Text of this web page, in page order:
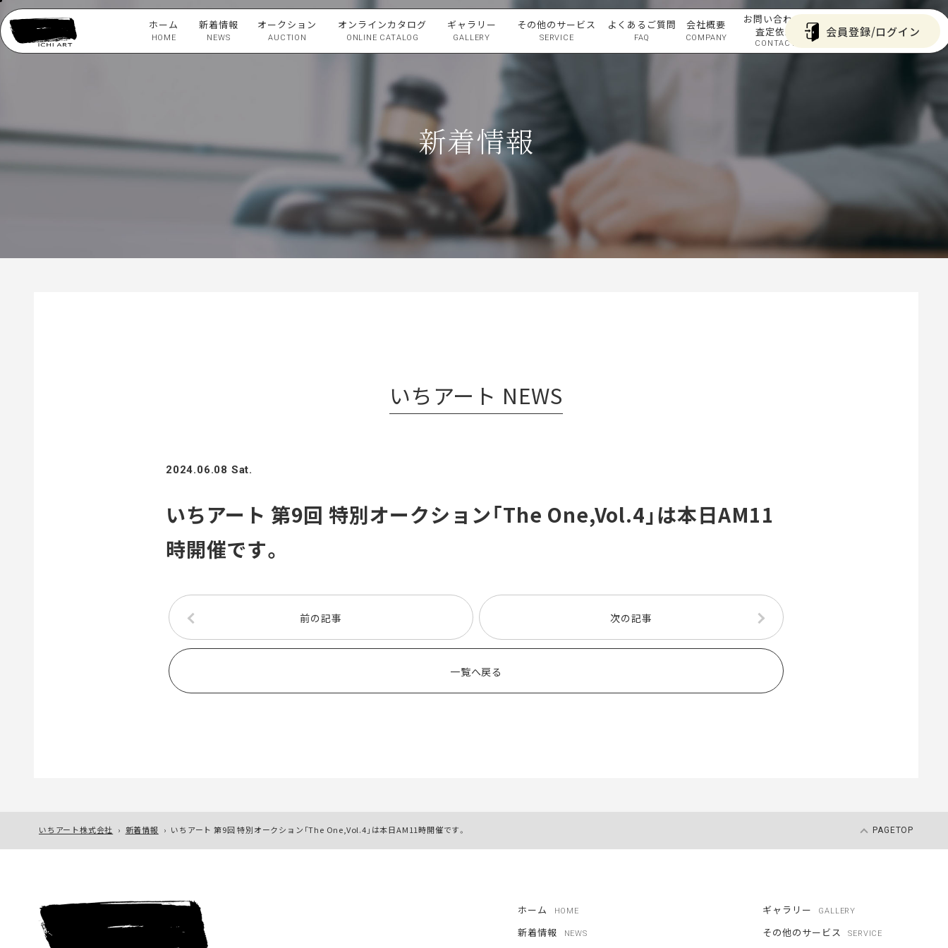
ホーム
HOME
新着情報
NEWS
オークション
AUCTION
オークション出品のご案内
オンラインカタログ
ONLINE CATALOG
ギャラリー
GALLERY
その他のサービス
SERVICE
よくあるご質問
FAQ
会社概要
COMPANY
お問い合わせ/
査定依頼
CONTACT
会員登録/ログイン
新着情報
いちアート NEWS
2024.06.08 Sat.
いちアート 第9回 特別オークション「The One,Vol.4」は本日AM11
時開催です。
前の記事 次の記事
一覧へ戻る
いちアート株式会社 › 新着情報 › いちアート 第9回 特別オークション「The One,Vol.4」は本日AM11時開催です。 PAGETOP
ホーム HOME
新着情報 NEWS
ギャラリー GALLERY
その他のサービス SERVICE